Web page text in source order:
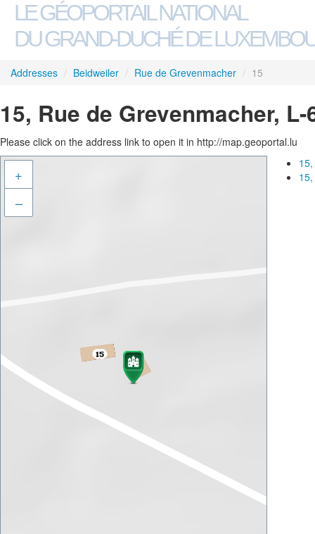
LE GÉOPORTAIL NATIONAL
DU GRAND-DUCHÉ DE
Addresses / Beidweiler / Rue de Grevenmacher / 15
15, Rue de Grevenmacher,
Please click on the address link to open it in http://map.geoportal.lu
+
–